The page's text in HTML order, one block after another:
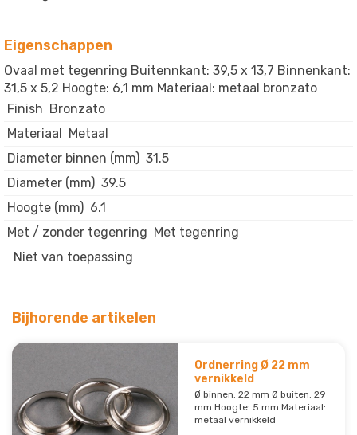
Eigenschappen
Ovaal met tegenring Buitennkant: 39,5 x 13,7 Binnenkant:
31,5 x 5,2 Hoogte: 6,1 mm Materiaal: metaal bronzato
Finish Bronzato
Materiaal Metaal
Diameter binnen (mm) 31.5
Diameter (mm) 39.5
Hoogte (mm) 6.1
Met / zonder tegenring Met tegenring
Niet van toepassing
Bijhorende artikelen
Ordnerring Ø 22 mm
vernikkeld
Ø binnen: 22 mm Ø buiten: 29
mm Hoogte: 5 mm Materiaal:
metaal vernikkeld